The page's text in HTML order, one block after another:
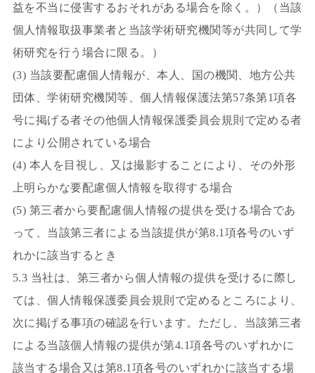
益を不当に侵害するおそれがある場合を除く。）（当該
個人情報取扱事業者と当該学術研究機関等が共同して学
術研究を行う場合に限る。）
(3) 当該要配慮個人情報が、本人、国の機関、地方公共
団体、学術研究機関等、個人情報保護法第57条第1項各
号に掲げる者その他個人情報保護委員会規則で定める者
により公開されている場合
(4) 本人を目視し、又は撮影することにより、その外形
上明らかな要配慮個人情報を取得する場合
(5) 第三者から要配慮個人情報の提供を受ける場合であ
って、当該第三者による当該提供が第8.1項各号のいず
れかに該当するとき
5.3 当社は、第三者から個人情報の提供を受けるに際し
ては、個人情報保護委員会規則で定めるところにより、
次に掲げる事項の確認を行います。ただし、当該第三者
による当該個人情報の提供が第4.1項各号のいずれかに
該当する場合又は第8.1項各号のいずれかに該当する場